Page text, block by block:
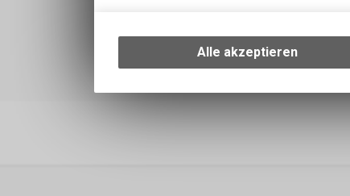
Ihrem Gerät, um die
Verwendung des
zulassen.
Alle akzeptieren